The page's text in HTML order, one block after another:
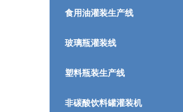
食用油灌装生产线
玻璃瓶灌装线
塑料瓶装生产线
非碳酸饮料罐灌装机